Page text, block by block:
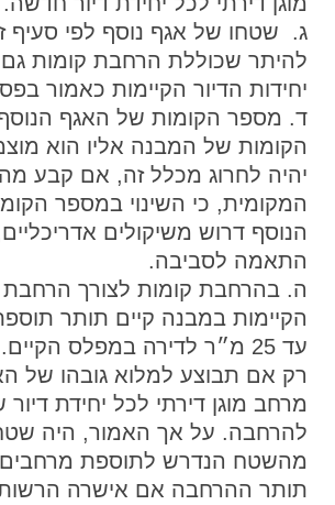
ג. שטחו של אגף נוסף לפי סעיף
להיתר שכוללת הרחבת קומות
יחידות הדיור הקיימות כאמור
ד. מספר הקומות של האגף
הקומות של המבנה אליו הוא
יהיה לחרוג מכלל זה, אם קבע
המקומית, כי השינוי במספר
הנוסף דרוש משיקולים
התאמה לסביבה.
ה. בהרחבת קומות לצורך הרחבת
הקיימות במבנה קיים תותר
עד 25 מ״ר לדירה במפלס
רק אם תבוצע למלוא גובהו של
מרחב מוגן דירתי לכל יחידת דיור
להרחבה. על אך האמור, היה
מהשטח הנדרש לתוספת מרחבים
תותר ההרחבה אם אישרה